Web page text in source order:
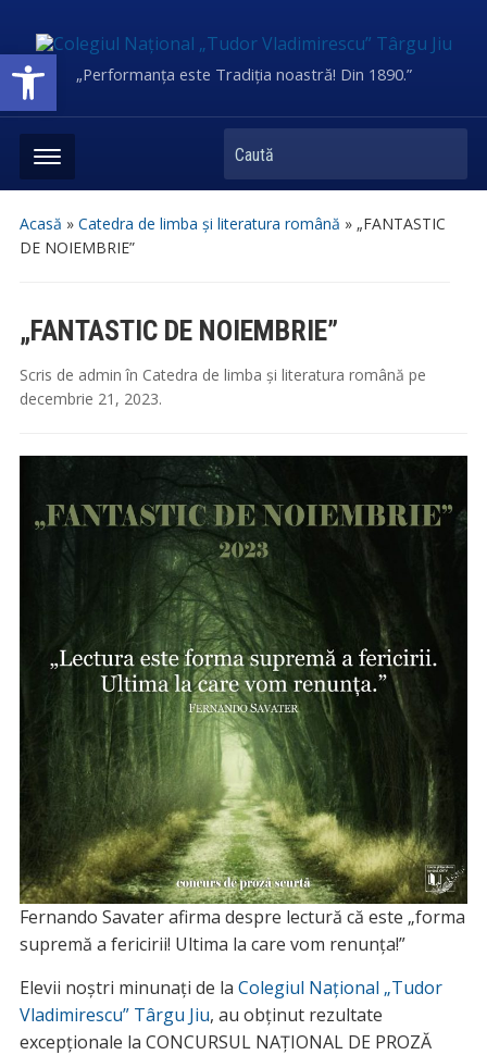
Deschide bara de unelte„Performanța este Tradiția noastră! Din 1890.”
Caută
Acasă » Catedra de limba și literatura română » „FANTASTIC
DE NOIEMBRIE”
„FANTASTIC DE NOIEMBRIE”
Scris de admin în Catedra de limba și literatura română pe
decembrie 21, 2023.
Fernando Savater afirma despre lectură că este „forma
supremă a fericirii! Ultima la care vom renunța!”
Elevii noștri minunați de la Colegiul Național „Tudor
Vladimirescu” Târgu Jiu, au obținut rezultate
excepționale la CONCURSUL NAȚIONAL DE PROZĂ